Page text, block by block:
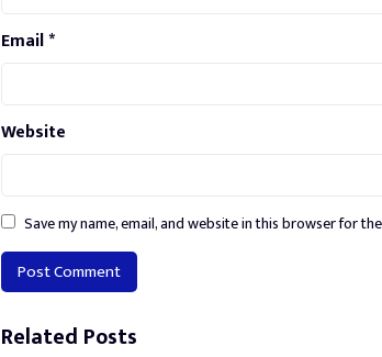
Email*
Website
Save my name, email, and website in this browser for
Alternative:
Related Posts